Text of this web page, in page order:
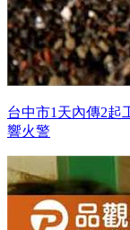
台中市1天內傳2起
響火警